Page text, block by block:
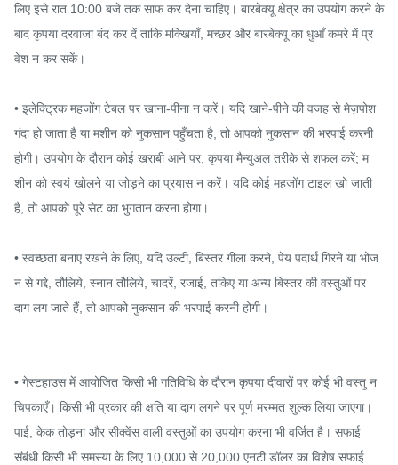
लिए इसे रात 10:00 बजे तक साफ कर देना चाहिए। बारबेक्यू क्षेत्र का उपयोग करने के
बाद कृपया दरवाजा बंद कर दें ताकि मक्खियाँ, मच्छर और बारबेक्यू का धुआँ कमरे में प्र
वेश न कर सकें।
• इलेक्ट्रिक महजोंग टेबल पर खाना-पीना न करें। यदि खाने-पीने की वजह से मेज़पोश
गंदा हो जाता है या मशीन को नुकसान पहुँचता है, तो आपको नुकसान की भरपाई करनी
होगी। उपयोग के दौरान कोई खराबी आने पर, कृपया मैन्युअल तरीके से शफल करें; म
शीन को स्वयं खोलने या जोड़ने का प्रयास न करें। यदि कोई महजोंग टाइल खो जाती
है, तो आपको पूरे सेट का भुगतान करना होगा।
• स्वच्छता बनाए रखने के लिए, यदि उल्टी, बिस्तर गीला करने, पेय पदार्थ गिरने या भोज
न से गद्दे, तौलिये, स्नान तौलिये, चादरें, रजाई, तकिए या अन्य बिस्तर की वस्तुओं पर
दाग लग जाते हैं, तो आपको नुकसान की भरपाई करनी होगी।
• गेस्टहाउस में आयोजित किसी भी गतिविधि के दौरान कृपया दीवारों पर कोई भी वस्तु न
चिपकाएँ। किसी भी प्रकार की क्षति या दाग लगने पर पूर्ण मरम्मत शुल्क लिया जाएगा।
पाई, केक तोड़ना और सीक्वेंस वाली वस्तुओं का उपयोग करना भी वर्जित है। सफाई
संबंधी किसी भी समस्या के लिए 10,000 से 20,000 एनटी डॉलर का विशेष सफाई